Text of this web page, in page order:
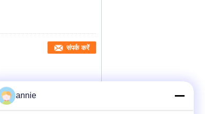
संपर्क करें
annie